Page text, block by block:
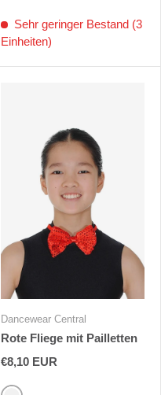
Sehr geringer Bestand (3
Einheiten)
Dancewear Central
Rote Fliege mit Pailletten
€8,10 EUR